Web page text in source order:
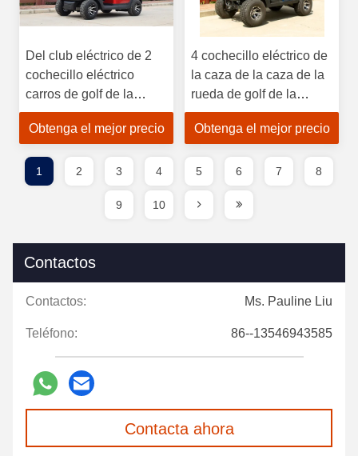
Del club eléctrico de 2
cochecillo eléctrico
carros de golf de la
persona con el soporte
de la bolsa de golf con la
Obtenga el mejor precio
4 cochecillo eléctrico de
la caza de la caza de la
rueda de golf de la
capucha plástica
eléctrica de los carros
Obtenga el mejor precio
1 2 3 4 5 6 7 8
9 10
Contactos
Contactos: Ms. Pauline Liu
Teléfono: 86--13546943585
Contacta ahora